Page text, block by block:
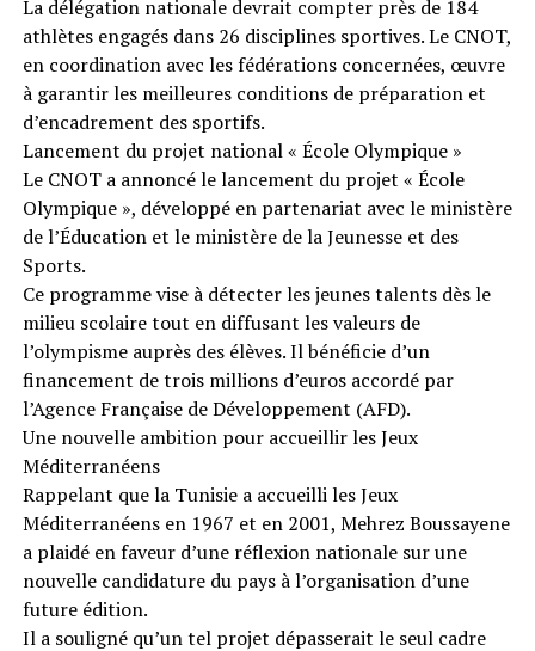
La délégation nationale devrait compter près de 184
athlètes engagés dans 26 disciplines sportives. Le CNOT,
en coordination avec les fédérations concernées, œuvre
à garantir les meilleures conditions de préparation et
d’encadrement des sportifs.
Lancement du projet national « École Olympique »
Le CNOT a annoncé le lancement du projet « École
Olympique », développé en partenariat avec le ministère
de l’Éducation et le ministère de la Jeunesse et des
Sports.
Ce programme vise à détecter les jeunes talents dès le
milieu scolaire tout en diffusant les valeurs de
l’olympisme auprès des élèves. Il bénéficie d’un
financement de trois millions d’euros accordé par
l’Agence Française de Développement (AFD).
Une nouvelle ambition pour accueillir les Jeux
Méditerranéens
Rappelant que la Tunisie a accueilli les Jeux
Méditerranéens en 1967 et en 2001, Mehrez Boussayene
a plaidé en faveur d’une réflexion nationale sur une
nouvelle candidature du pays à l’organisation d’une
future édition.
Il a souligné qu’un tel projet dépasserait le seul cadre